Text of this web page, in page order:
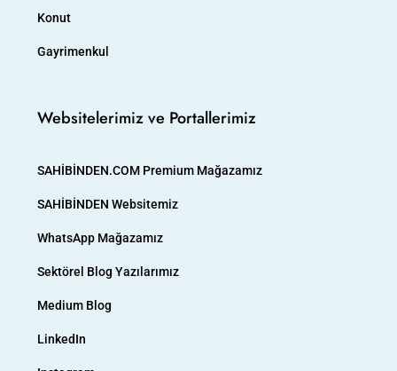
Konut
Gayrimenkul
Websitelerimiz ve Portallerimiz
SAHİBİNDEN.COM Premium Mağazamız
SAHİBİNDEN Websitemiz
WhatsApp Mağazamız
Sektörel Blog Yazılarımız
Medium Blog
LinkedIn